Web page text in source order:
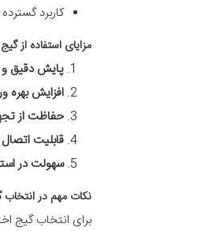
کاربرد
مزایای استفاده از
پایش دقیق و
افزایش
حفاظت از
قابلیت
سهولت در
نکات مهم در
برای انتخاب گیج